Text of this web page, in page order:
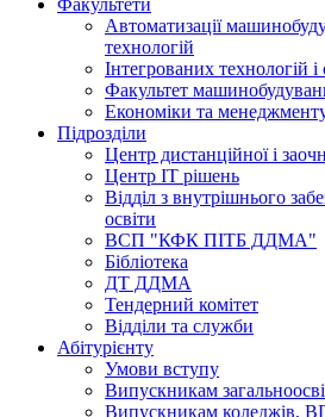
Автоматизації
технологій
Інтегрованих технологій
Факультет
Економіки та
Підрозділи
Центр дистанційної і
Центр ІТ рішень
Відділ з внутрішнього
освіти
ВСП "КФК ПІТБ ДДМА"
Бібліотека
ДТ ДДМА
Тендерний комітет
Відділи та служби
Абітурієнту
Умови вступу
Випускникам
Випускникам коледжів,